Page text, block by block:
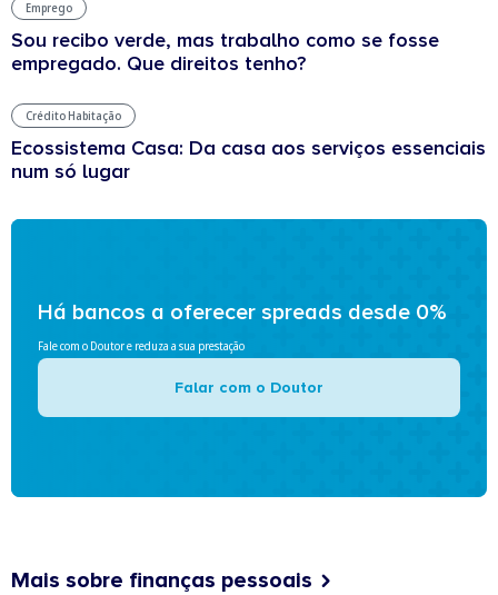
Emprego
Sou recibo verde, mas trabalho como se fosse
empregado. Que direitos tenho?
Crédito Habitação
Ecossistema Casa: Da casa aos serviços essenciais
num só lugar
Há bancos a oferecer spreads desde 0%
Fale com o Doutor e reduza a sua prestação
Falar com o Doutor
Mais sobre finanças pessoais